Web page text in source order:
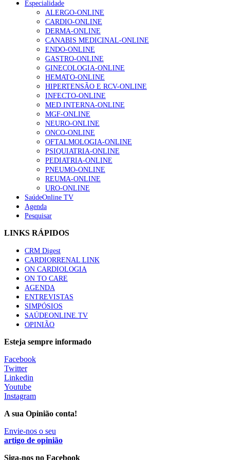
Enfermagem Forense. “Da urgência ao tribunal, cada
gesto conta e cada profissional faz a diferença”
202 visualizações
Alguns milhares de utentes podem ficar sem médico de
família com nova regras do registo, alerta associação
167 visualizações
Quase quatro em cada dez doentes com enfarte
apresentavam níveis elevados de Lp(a), revela estudo
84 visualizações
Trodelvy aprovado para primeira linha no cancro da
mama triplo negativo metastático em doentes não
elegíveis para inibidores PD-(L)1
58 visualizações
1.º Episódio do Podcast “Frequência Cardio – Sintoniza-
58 visualizações
Canábis medicinal e saúde mental
53 visualizações
MAIS NOTÍCIAS
Plataforma criada por estudantes apoia famílias após
diagnóstico de demência
5 Ago, 2026
ULS Alto Alentejo e IPO de Lisboa reforçam cooperação em
Oncologia, formação e investigação
Especialidade
ALERGO-ONLINE
CARDIO-ONLINE
DERMA-ONLINE
CANABIS MEDICINAL-ONLINE
ENDO-ONLINE
GASTRO-ONLINE
GINECOLOGIA-ONLINE
HEMATO-ONLINE
HIPERTENSÃO E RCV-ONLINE
INFECTO-ONLINE
MED.INTERNA-ONLINE
MGF-ONLINE
NEURO-ONLINE
ONCO-ONLINE
OFTALMOLOGIA-ONLINE
PSIQUIATRIA-ONLINE
PEDIATRIA-ONLINE
PNEUMO-ONLINE
REUMA-ONLINE
URO-ONLINE
SaúdeOnline TV
Agenda
Pesquisar
LINKS RÁPIDOS
CRM Digest
CARDIORRENAL LINK
ON CARDIOLOGIA
ON TO CARE
AGENDA
ENTREVISTAS
SIMPÓSIOS
SAÚDEONLINE.TV
OPINIÃO
Esteja sempre informado
Facebook
Twitter
Linkedin
Youtube
Instagram
A sua Opinião conta!
Envie-nos o seu
artigo de opinião
Siga-nos no Facebook